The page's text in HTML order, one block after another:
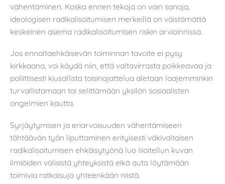
vähentäminen. Koska ennen tekoja on vain sanoja,
ideologisen radikalisoitumisen merkeillä on väistämättä
keskeinen asema radikalisoitumisen riskin arvioinnissa.
Jos ennaltaehkäisevän toiminnan tavoite ei pysy
kirkkaana, voi käydä niin, että valtavirrasta poikkeavaa ja
poliittisesti kiusallista toisinajattelua aletaan laajemminkin
turvallistamaan tai selittämään yksilön sosiaalisten
ongelmien kautta.
Syrjäytymisen ja eriarvoisuuden vähentämiseen
tähtäävän työn liputtaminen erityisesti väkivaltaisen
radikalisoitumisen ehkäisytyönä luo liioitellun kuvan
ilmiöiden välisistä yhteyksistä eikä auta löytämään
toimivia ratkaisuja yhteenkään niistä.